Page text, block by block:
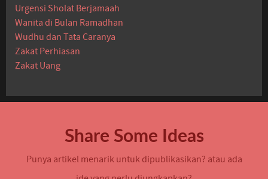
Urgensi Sholat Berjamaah
Wanita di Bulan Ramadhan
Wudhu dan Tata Caranya
Zakat Perhiasan
Zakat Uang
Share Some Ideas
Punya artikel menarik untuk dipublikasikan? atau ada